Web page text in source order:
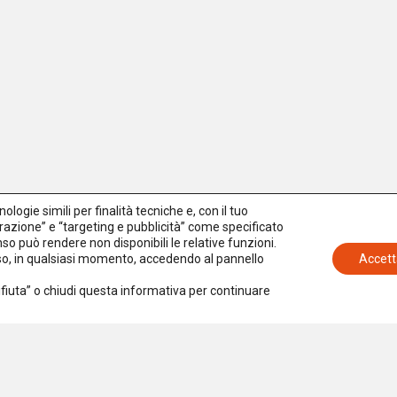
simili per finalità tecniche e, con il tuo
e “targeting e pubblicità” come specificato
può rendere non disponibili le relative funzioni.
in qualsiasi momento, accedendo al pannello
o chiudi questa informativa per continuare